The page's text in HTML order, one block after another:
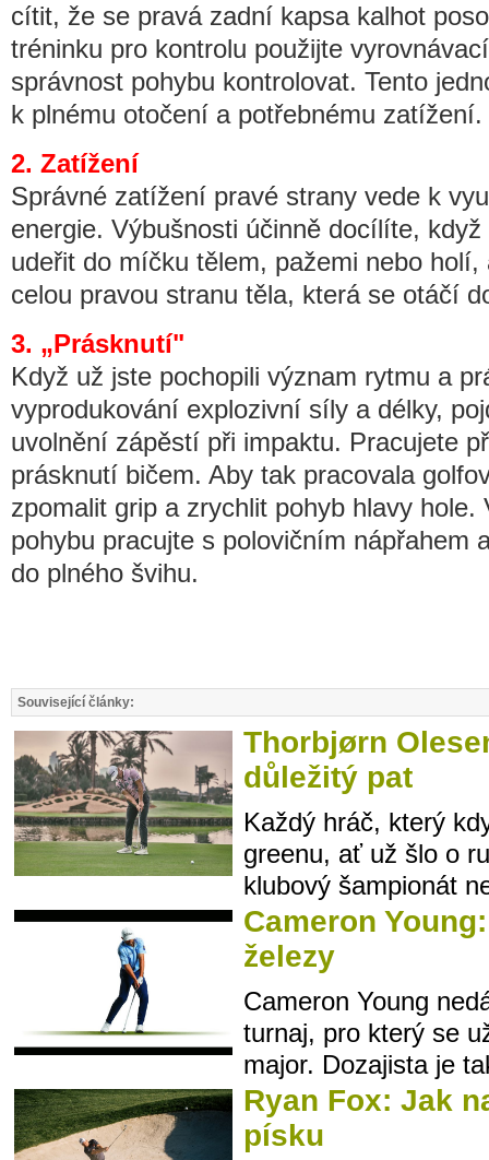
cítit, že se pravá zadní kapsa kalhot
tréninku pro kontrolu použijte
správnost pohybu kontrolovat. Tento
k plnému otočení a potřebnému zatížení.
2. Zatížení
Správné zatížení pravé strany vede k
energie. Výbušnosti účinně docílíte,
udeřit do míčku tělem, pažemi nebo
celou pravou stranu těla, která se otáčí
3. „Prásknutí"
Když už jste pochopili význam rytmu a
vyprodukování explozivní síly a délky,
uvolnění zápěstí při impaktu. Pracujete
prásknutí bičem. Aby tak pracovala
zpomalit grip a zrychlit pohyb hlavy hole.
pohybu pracujte s polovičním nápřahem
do plného švihu.
Související články:
Thorbjørn
důležitý pat
Každý hráč, který
greenu, ať už šlo o
klubový šampionát
Cameron
železy
Cameron Young
turnaj, pro který se
major. Dozajista je
Ryan Fox: Jak
písku